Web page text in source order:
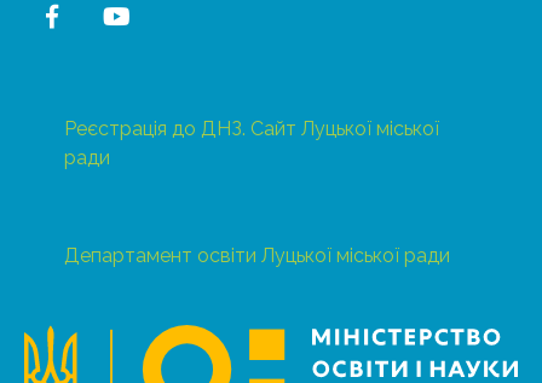
Реєстрація до ДНЗ. Сайт Луцької міської
ради
Департамент освіти Луцької міської ради